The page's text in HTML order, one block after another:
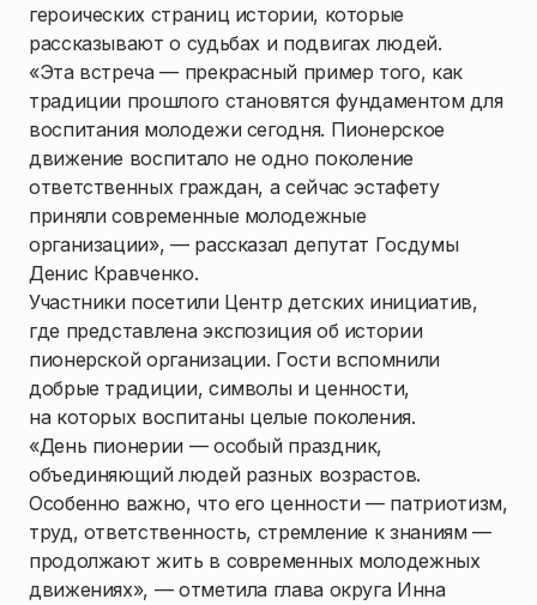
героических страниц истории, которые
рассказывают о судьбах и подвигах людей.
«Эта встреча — прекрасный пример того, как
традиции прошлого становятся фундаментом для
воспитания молодежи сегодня. Пионерское
движение воспитало не одно поколение
ответственных граждан, а сейчас эстафету
приняли современные молодежные
организации», — рассказал депутат Госдумы
Денис Кравченко.
Участники посетили Центр детских инициатив,
где представлена экспозиция об истории
пионерской организации. Гости вспомнили
добрые традиции, символы и ценности,
на которых воспитаны целые поколения.
«День пионерии — особый праздник,
объединяющий людей разных возрастов.
Особенно важно, что его ценности — патриотизм,
труд, ответственность, стремление к знаниям —
продолжают жить в современных молодежных
движениях», — отметила глава округа Инна